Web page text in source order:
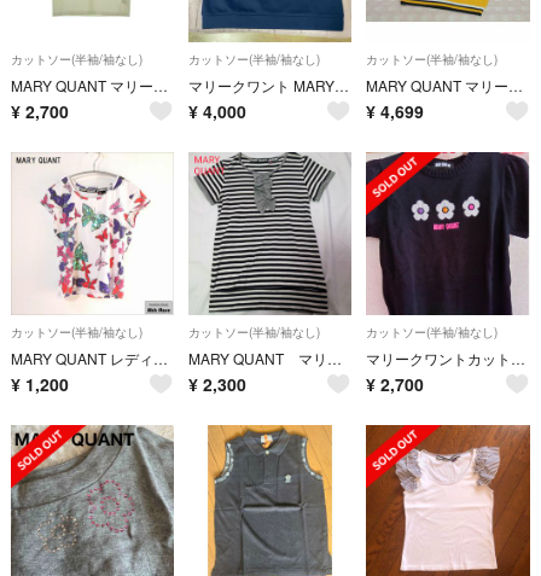
カットソー(半袖/袖なし)
MARY QUANT マリークワント Tシャツ・カットソー F 白 【古着】【中古】
¥ 2,700
カットソー(半袖/袖なし)
マリークワント MARYQUANT エンボスデイジーボンディング プルオーバー
¥ 4,000
カットソー(半袖/袖なし)
MARY QUANT マリークワント 袖ユニオンジャック 半袖サマーニット /M
¥ 4,699
カットソー(半袖/袖なし)
MARY QUANT レディース トップス キャップスリーブ カットソー
¥ 1,200
カットソー(半袖/袖なし)
MARY QUANT マリークワント ボーダー カットソー 日本製
¥ 2,300
カットソー(半袖/袖なし)
マリークワントカットソー
¥ 2,700